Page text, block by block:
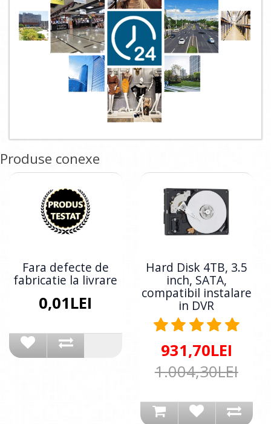
Produse conexe
Fara defecte de
fabricatie la livrare
0,01LEI
Hard Disk 4TB, 3.5
inch, SATA,
compatibil instalare
in DVR
931,70LEI
1.004,30LEI